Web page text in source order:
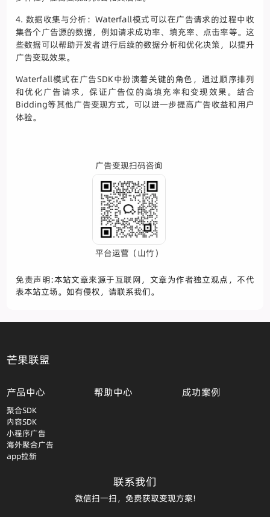
4. 数据收集与分析：Waterfall模式可以在广告请求的过程中收
集各个广告源的数据，例如请求成功率、填充率、点击率等。这
些数据可以帮助开发者进行后续的数据分析和优化决策，以提升
广告变现效果。
Waterfall模式在广告SDK中扮演着关键的角色，通过顺序排列
和优化广告请求，保证广告位的高填充率和变现效果。结合
Bidding等其他广告变现方式，可以进一步提高广告收益和用户
体验。
广告变现扫码咨询
平台运营（山竹）
免责声明:本站文章来源于互联网，文章为作者独立观点，不代
表本站立场。如有侵权，请联系我们。
芒果联盟
产品中心
聚合SDK
内容SDK
小程序广告
海外聚合广告
app拉新
帮助中心 成功案例
联系我们
微信扫一扫，免费获取变现方案!